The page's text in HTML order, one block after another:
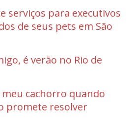
serviços para executivos
de seus pets em São
é verão no Rio de
cachorro quando
promete resolver